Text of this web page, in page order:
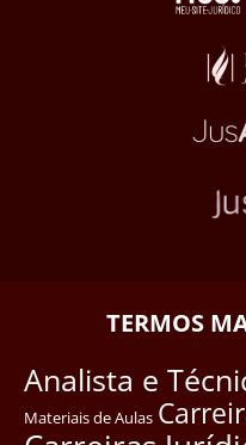
TERMOS
Analista e
Materiais de Aulas